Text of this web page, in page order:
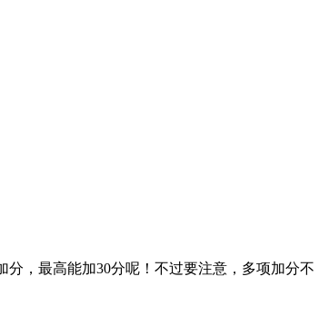
，最高能加30分呢！不过要注意，多项加分不